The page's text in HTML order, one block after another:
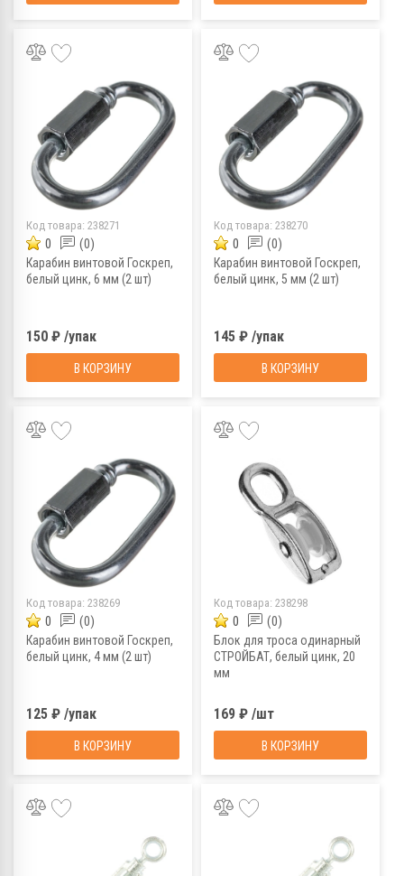
Код товара: 238271
0 (0)
Карабин винтовой Госкреп,
белый цинк, 6 мм (2 шт)
150 ₽ /упак
В КОРЗИНУ
Код товара: 238270
0 (0)
Карабин винтовой Госкреп,
белый цинк, 5 мм (2 шт)
145 ₽ /упак
В КОРЗИНУ
Код товара: 238269
0 (0)
Карабин винтовой Госкреп,
белый цинк, 4 мм (2 шт)
125 ₽ /упак
В КОРЗИНУ
Код товара: 238298
0 (0)
Блок для троса одинарный
СТРОЙБАТ, белый цинк, 20
мм
169 ₽ /шт
В КОРЗИНУ